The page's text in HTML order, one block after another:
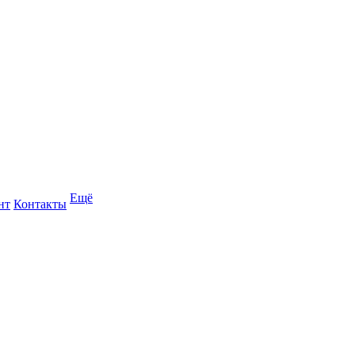
Контакты Ещё